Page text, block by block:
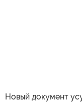
Новый документ